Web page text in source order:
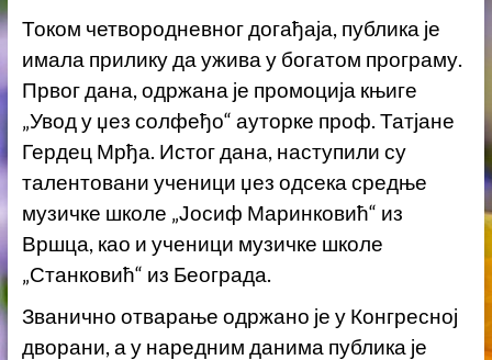
Током четвородневног догађаја, публика је
имала прилику да ужива у богатом програму.
Првог дана, одржана је промоција књиге
„Увод у џез солфеђо“ ауторке проф. Татјане
Гердец Мрђа. Истог дана, наступили су
талентовани ученици џез одсека средње
музичке школе „Јосиф Маринковић“ из
Вршца, као и ученици музичке школе
„Станковић“ из Београда.
Званично отварање одржано је у Конгресној
дворани, а у наредним данима публика је